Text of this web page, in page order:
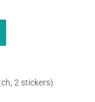
2 stickers)